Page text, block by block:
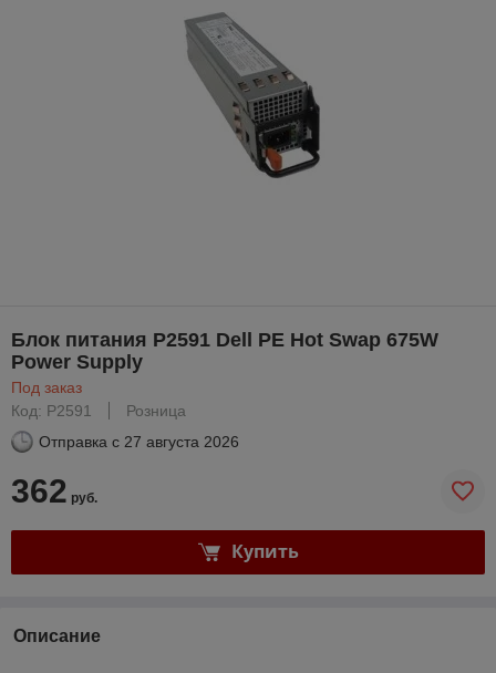
Блок питания P2591 Dell PE Hot Swap 675W
Power Supply
Под заказ
Код: P2591
Розница
Отправка с 27 августа 2026
362 руб.
Купить
Описание